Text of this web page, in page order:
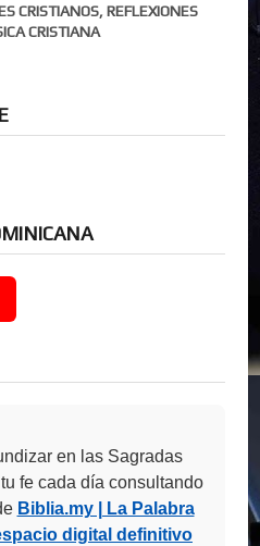
CRISTIANOS, REFLEXIONES
CRISTIANA
en las Sagradas
fe cada día consultando
Biblia.my | La Palabra
digital definitivo